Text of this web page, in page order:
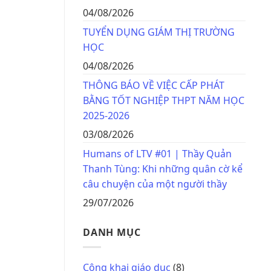
04/08/2026
TUYỂN DỤNG GIÁM THỊ TRƯỜNG
HỌC
04/08/2026
THÔNG BÁO VỀ VIỆC CẤP PHÁT
BẰNG TỐT NGHIỆP THPT NĂM HỌC
2025-2026
03/08/2026
Humans of LTV #01 | Thầy Quản
Thanh Tùng: Khi những quân cờ kể
câu chuyện của một người thầy
29/07/2026
DANH MỤC
Công khai giáo dục (8)